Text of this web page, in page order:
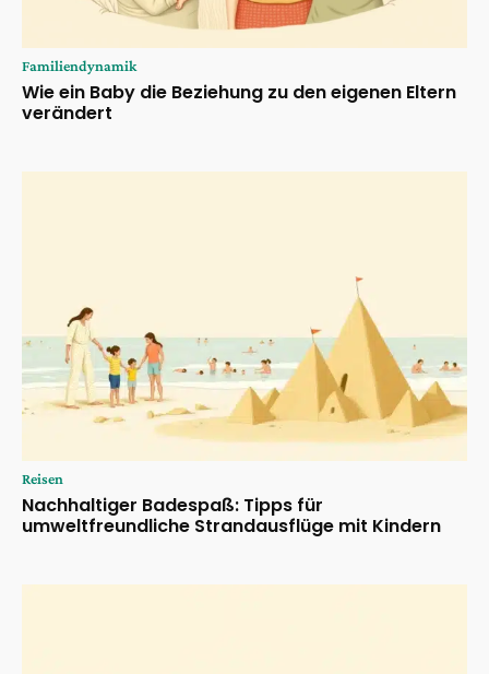
Familiendynamik
Wie ein Baby die Beziehung zu den eigenen Eltern
verändert
Reisen
Nachhaltiger Badespaß: Tipps für
umweltfreundliche Strandausflüge mit Kindern